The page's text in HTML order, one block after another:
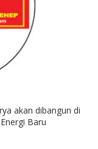
akan dibangun di
Baru